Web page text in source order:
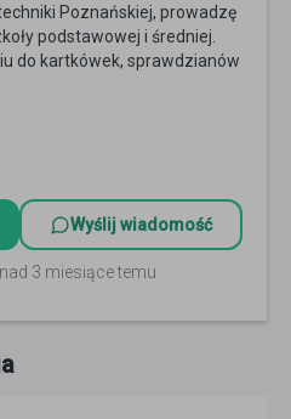
Poznańskiej, prowadzę
podstawowej i średniej.
do kartkówek, sprawdzianów
Wyślij wiadomość
3 miesiące temu